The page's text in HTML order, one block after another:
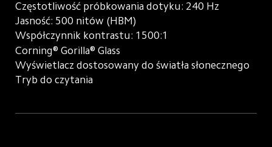
Częstotliwość próbkowania dotyku: 240 Hz
Jasność: 500 nitów (HBM)
Współczynnik kontrastu: 1500:1
Corning® Gorilla® Glass
Wyświetlacz dostosowany do światła słonecznego
Tryb do czytania